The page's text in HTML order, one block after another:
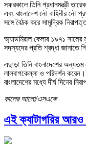
সফরকালে তিনি প্রধানমন্ত্রী
এবং বাংলাদেশ নৌ বাহিনীর নৌ
সঙ্গে বৈঠক করে সামুদ্রিক
অ্যাডমিরাল কেলার ১৯৭১ সালের
সদস্যদের প্রতি শ্রদ্ধা জানাতে
এছাড়া তিনি বাংলাদেশের
লালবাগকেল্লা ও পরিদর্শন
বাংলাদেশের মধ্যে দীর্ঘ দিনের
কালের আলো/এসএকে
এই ক্যাটাগরির আরও